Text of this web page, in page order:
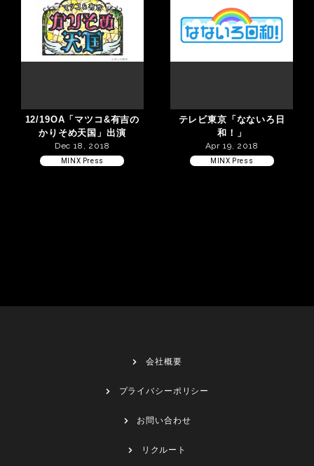
12/19OA「マツコ&有吉の
かりそめ天国」出演
Dec 18, 2018
MINX Press
テレビ東京「なないろ日
和！」
Apr 19, 2018
MINX Press
会社概要
プライバシーポリシー
お問い合わせ
リクルート